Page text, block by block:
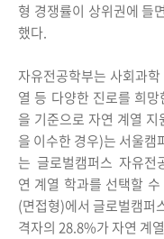
형 경쟁률이 상위권에 들
했다.
자유전공학부는 사회과
열 등 다양한 진로를 희
을 기준으로 자연 계열
을 이수한 경우)는 서울캠
는 글로벌캠퍼스 자유전
연 계열 학과를 선택할
(면접형)에서 글로벌캠퍼
격자의 28.8%가 자연 계